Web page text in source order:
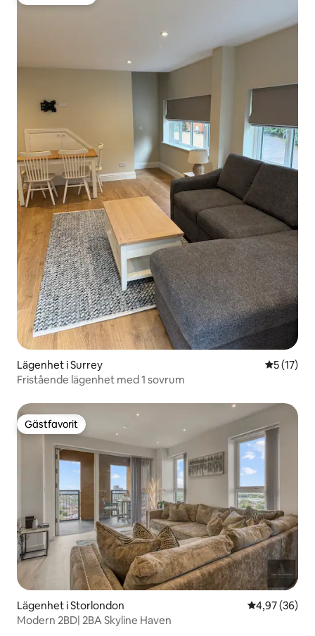
Lägenhet i Surrey 5 av 5 i
5 (17)
Fristående lägenhet med 1 sovrum
Gästfavorit
Gästfavorit
Lägenhet i Storlondon 4,97 av 5 i
4,97 (36)
Modern 2BD| 2BA Skyline Haven